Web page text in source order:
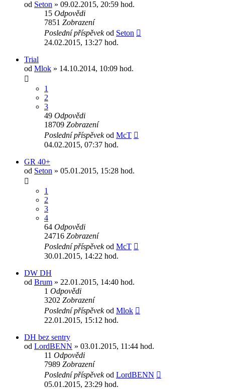
od Seton » 09.02.2015, 20:59 hod.
15 Odpovědi
7851 Zobrazení
Poslední příspěvekod Seton
24.02.2015, 13:27 hod.
Trial
od Mlok » 14.10.2014, 10:09 hod.
1
2
3
49 Odpovědi
18709 Zobrazení
Poslední příspěvekod McT
04.02.2015, 07:37 hod.
GR 40+
od Seton » 05.01.2015, 15:28 hod.
1
2
3
4
64 Odpovědi
24716 Zobrazení
Poslední příspěvekod McT
30.01.2015, 14:22 hod.
DW DH
od Brum » 22.01.2015, 14:40 hod.
1 Odpovědi
3202 Zobrazení
Poslední příspěvekod Mlok
22.01.2015, 15:12 hod.
DH bez sentry
od LordBENN » 03.01.2015, 11:44 hod.
11 Odpovědi
7989 Zobrazení
Poslední příspěvekod LordBENN
05.01.2015, 23:29 hod.